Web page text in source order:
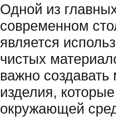
Одной из
современном
является
чистых
важно
изделия,
окружающей